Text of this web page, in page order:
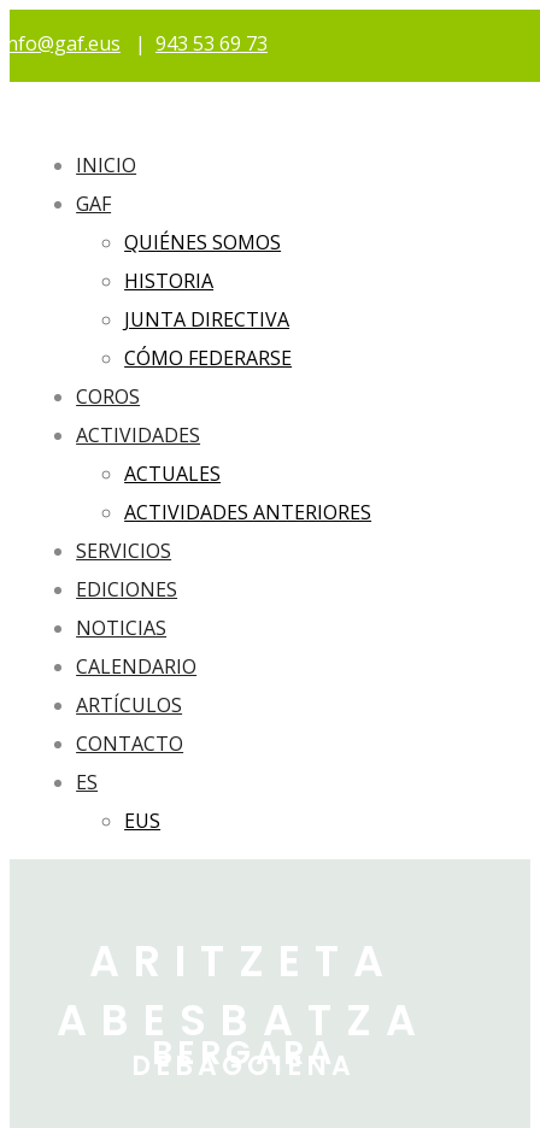
info@gaf.eus | 943 53 69 73
INICIO
GAF
QUIÉNES SOMOS
HISTORIA
JUNTA DIRECTIVA
CÓMO FEDERARSE
COROS
ACTIVIDADES
ACTUALES
ACTIVIDADES ANTERIORES
SERVICIOS
EDICIONES
NOTICIAS
CALENDARIO
ARTÍCULOS
CONTACTO
ES
EUS
ARITZETA
ABESBATZA
BERGARA
DEBAGOIENA